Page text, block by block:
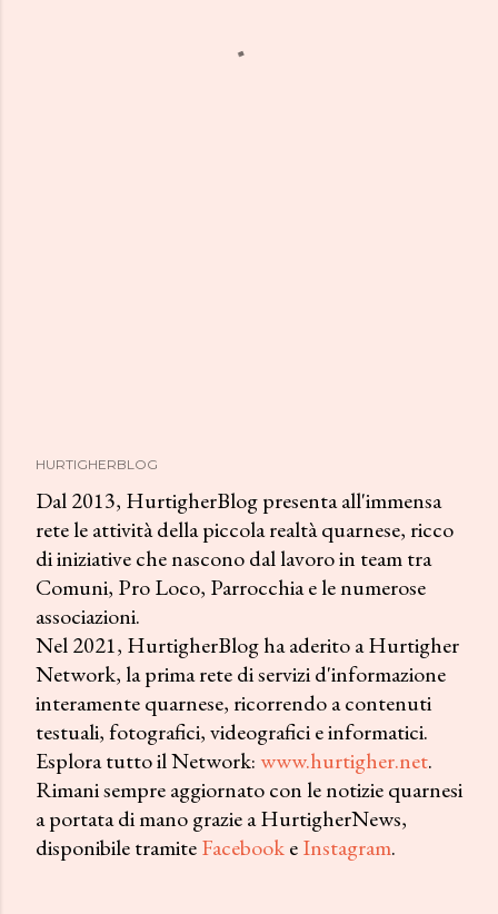
HURTIGHERBLOG
Dal 2013, HurtigherBlog presenta all'immensa
rete le attività della piccola realtà quarnese, ricco
di iniziative che nascono dal lavoro in team tra
Comuni, Pro Loco, Parrocchia e le numerose
associazioni.
Nel 2021, HurtigherBlog ha aderito a Hurtigher
Network, la prima rete di servizi d'informazione
interamente quarnese, ricorrendo a contenuti
testuali, fotografici, videografici e informatici.
Esplora tutto il Network: www.hurtigher.net.
Rimani sempre aggiornato con le notizie quarnesi
a portata di mano grazie a HurtigherNews,
disponibile tramiteFacebookeInstagram.